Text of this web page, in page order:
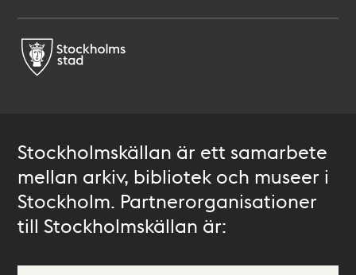
Stockholmskällan är ett samarbete
mellan arkiv, bibliotek och museer i
Stockholm. Partnerorganisationer
till Stockholmskällan är: